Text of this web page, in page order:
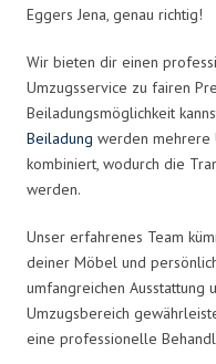
Eggers Jena, genau richtig!
Wir bieten dir einen
Umzugsservice zu fairen
Beiladungsmöglichkeit
Beiladung werden mehrere
kombiniert, wodurch die
werden.
Unser erfahrenes Team
deiner Möbel und
umfangreichen Ausstattung
Umzugsbereich
eine professionelle